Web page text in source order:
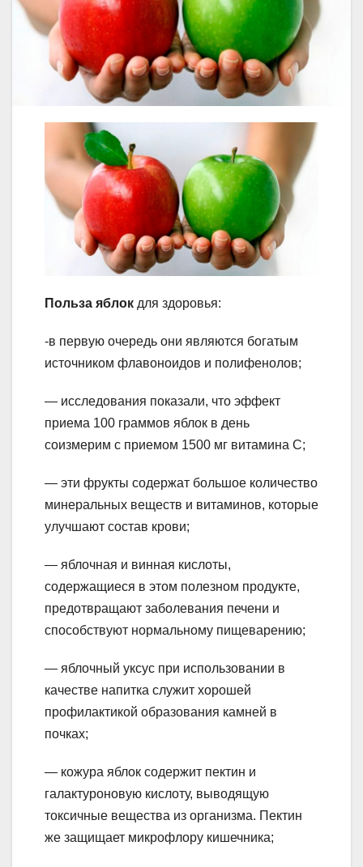
Польза яблок для здоровья:
-в первую очередь они являются богатым
источником флавоноидов и полифенолов;
— исследования показали, что эффект
приема 100 граммов яблок в день
соизмерим с приемом 1500 мг витамина С;
— эти фрукты содержат большое количество
минеральных веществ и витаминов, которые
улучшают состав крови;
— яблочная и винная кислоты,
содержащиеся в этом полезном продукте,
предотвращают заболевания печени и
способствуют нормальному пищеварению;
— яблочный уксус при использовании в
качестве напитка служит хорошей
профилактикой образования камней в
почках;
— кожура яблок содержит пектин и
галактуроновую кислоту, выводящую
токсичные вещества из организма. Пектин
же защищает микрофлору кишечника;